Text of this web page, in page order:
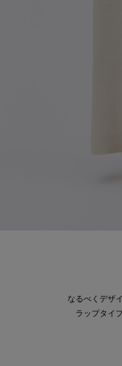
なるべくデザ
ラップタイ